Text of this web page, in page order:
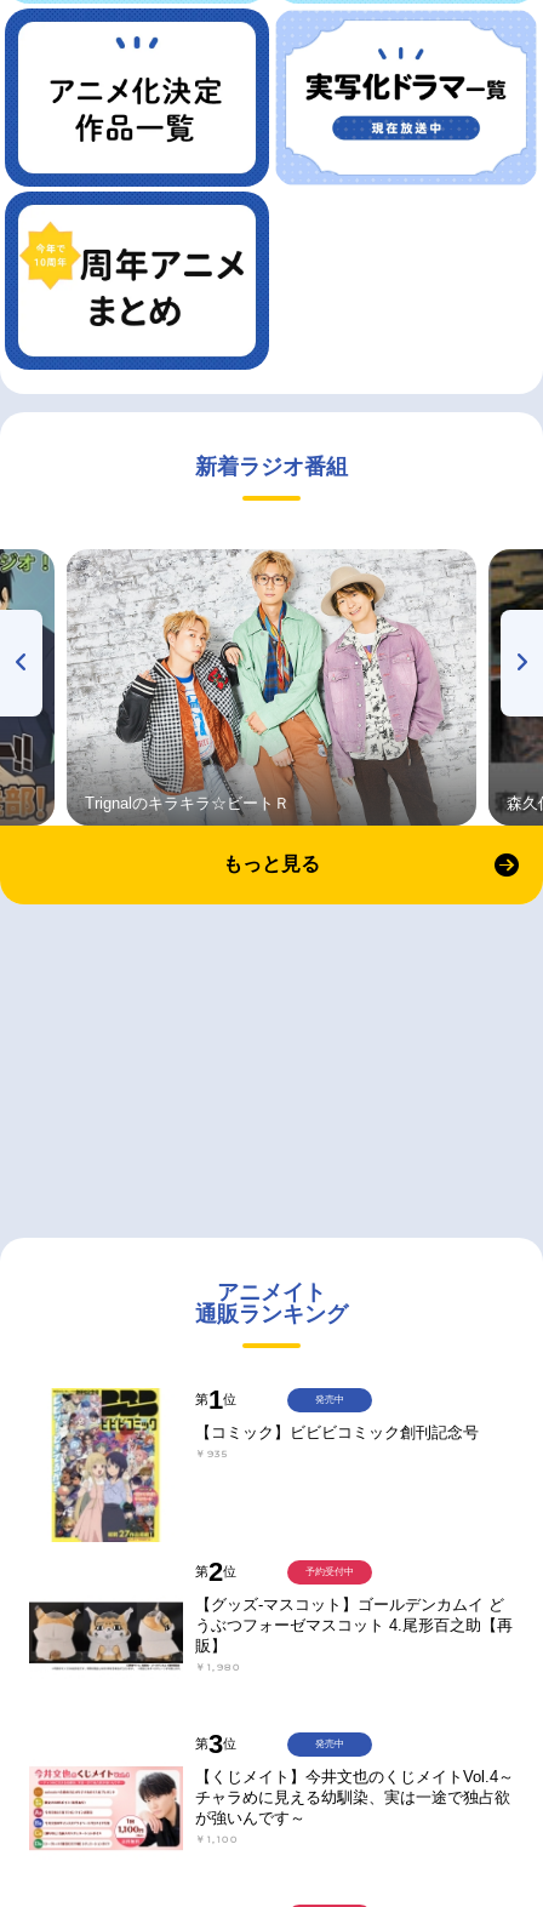
新着ラジオ番組
Trignalのキラキラ☆ビートＲ 森久
もっと見る
アニメイト
通販ランキング
第1位
【コミック】ビビビコミック創刊記念号
￥935
発売中
第2位
【グッズ-マスコット】ゴールデンカムイ ど
うぶつフォーゼマスコット 4.尾形百之助【再
販】
￥1,980
予約受付中
第3位
【くじメイト】今井文也のくじメイトVol.4～
チャラめに見える幼馴染、実は一途で独占欲
が強いんです～
￥1,100
発売中